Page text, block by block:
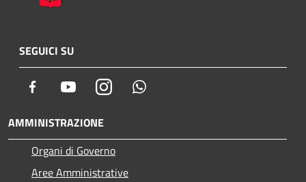
SEGUICI SU
Facebook YoutubeInstagram
AMMINISTRAZIONE
Organi di Governo
Aree Amministrative